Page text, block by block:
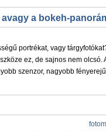
a bokeh-
portrékat, vagy
ez, de sajnos nem olcsó.
szenzor, nagyobb